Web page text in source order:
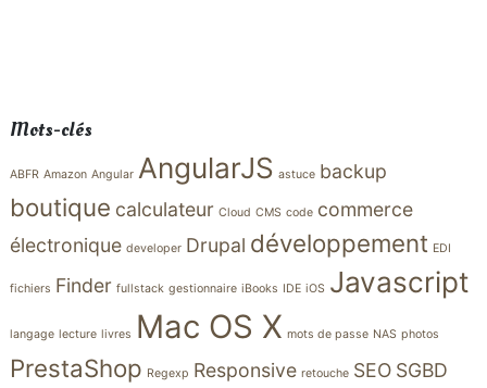
Mots-clés
ABFR Amazon Angular AngularJS astuce backup
boutique calculateur Cloud CMS code commerce
électronique developer Drupal développement EDI
fichiers Finder fullstack gestionnaire iBooks IDE iOS Javascript
langage lecture livres Mac OS X mots de passe NAS photos
PrestaShop Regexp Responsive retouche SEO SGBD